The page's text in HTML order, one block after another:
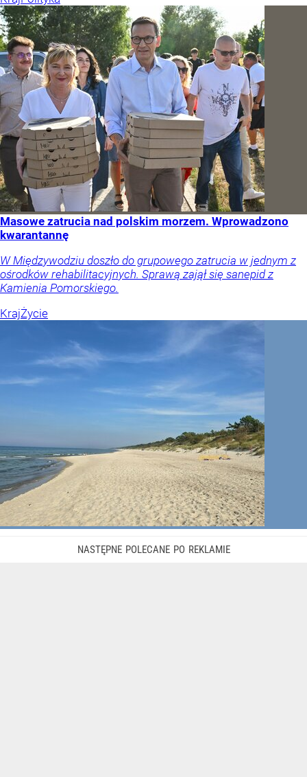
Masowe zatrucia nad polskim morzem. Wprowadzono
kwarantannę
W Międzywodziu doszło do grupowego zatrucia w jednym z
ośrodków rehabilitacyjnych. Sprawą zajął się sanepid z
Kamienia Pomorskiego.
KrajŻycie